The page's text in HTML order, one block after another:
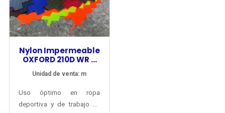
Nylon Impermeable
OXFORD 210D WR +
PU5000
Unidad de venta: m
Uso óptimo en ropa
deportiva y de trabajo de